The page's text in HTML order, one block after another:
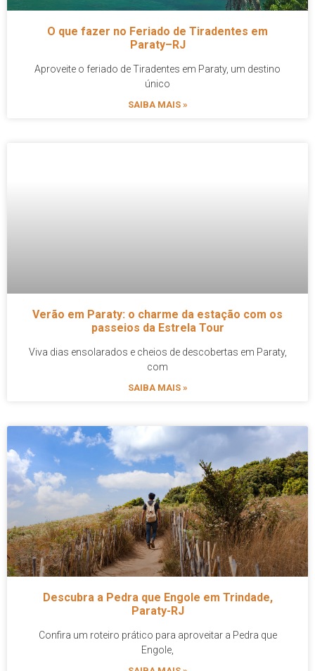
O que fazer no Feriado de Tiradentes em
Paraty–RJ
Aproveite o feriado de Tiradentes em Paraty, um destino
único
SAIBA MAIS »
Verão em Paraty: o charme da estação com os
passeios da Estrela Tour
Viva dias ensolarados e cheios de descobertas em Paraty,
com
SAIBA MAIS »
Descubra a Pedra que Engole em Trindade,
Paraty-RJ
Confira um roteiro prático para aproveitar a Pedra que
Engole,